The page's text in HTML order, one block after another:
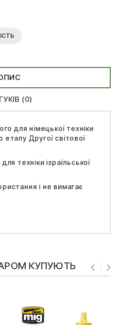
(0)
для німецької техніки
Другої світової
техніки ізраїльської
і не вимагає
КУПУЮТЬ